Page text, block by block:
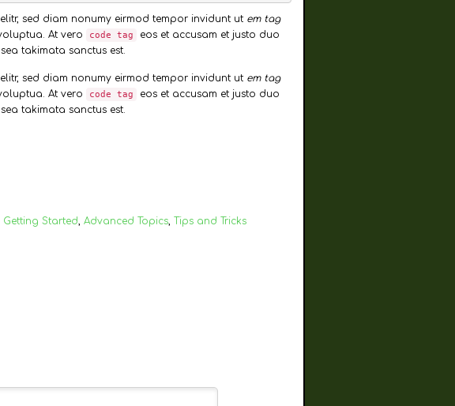
sed diam nonumy eirmod tempor invidunt ut em tag
At vero
code tag
eos et accusam et justo duo
takimata sanctus est.
sed diam nonumy eirmod tempor invidunt ut em tag
At vero
code tag
eos et accusam et justo duo
takimata sanctus est.
Getting Started, Advanced Topics, Tips and Tricks